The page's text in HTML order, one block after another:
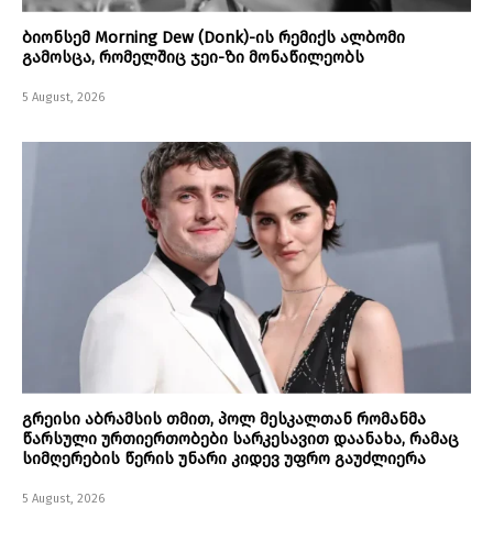
ბიონსემ Morning Dew (Donk)-ის რემიქს ალბომი
გამოსცა, რომელშიც ჯეი-ზი მონაწილეობს
5 August, 2026
გრეისი აბრამსის თმით, პოლ მესკალთან რომანმა
წარსული ურთიერთობები სარკესავით დაანახა, რამაც
სიმღერების წერის უნარი კიდევ უფრო გაუძლიერა
5 August, 2026